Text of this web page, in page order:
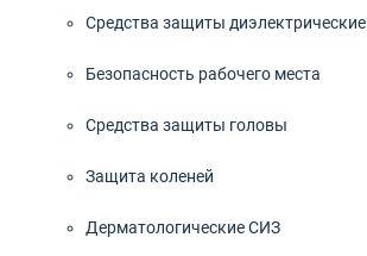
Средства защиты диэлектрические
Безопасность рабочего места
Средства защиты головы
Защита коленей
Дерматологические СИЗ